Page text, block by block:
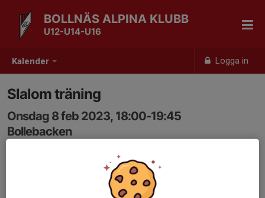
Kalender Logga in
BOLLNÄS ALPINA KLUBB
U12-U14-U16
Slalom träning
Onsdag 8 feb 2023, 18:00-19:45
Bollebacken